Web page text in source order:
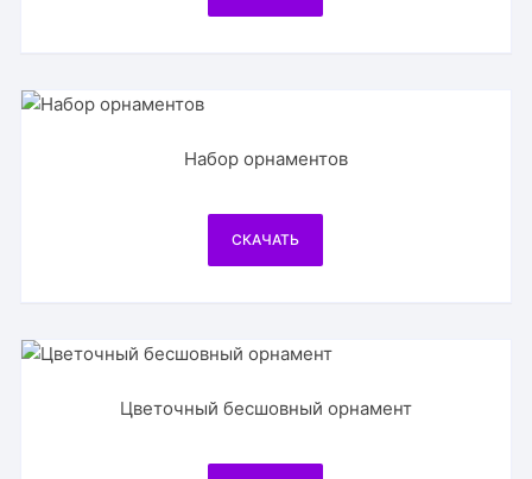
Набор орнаментов
СКАЧАТЬ
Цветочный бесшовный орнамент